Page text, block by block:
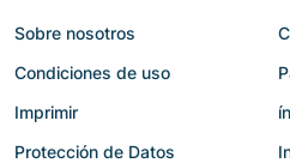
Sobre nosotros
Condiciones de uso
Imprimir
Protección de Datos